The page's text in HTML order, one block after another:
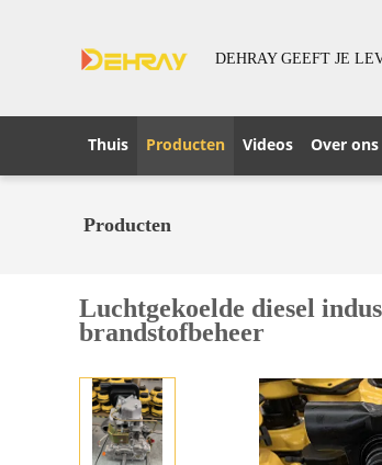
DEHRAY GEEFT JE
Thuis Producten Videos Over ons
Producten
Luchtgekoelde diesel
brandstofbeheer